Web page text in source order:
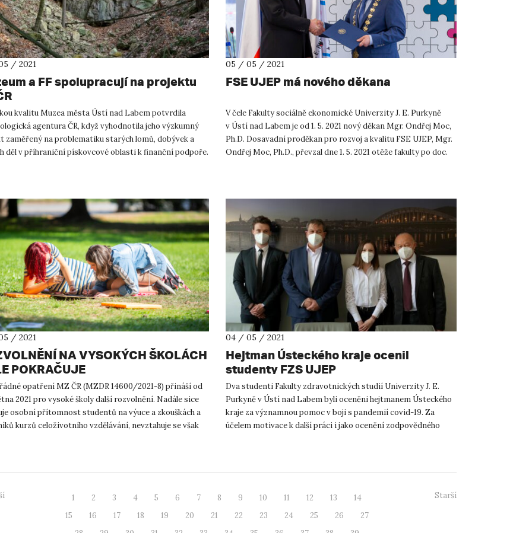
/ 2021
a FF spolupracují na projektu
kvalitu Muzea města Ústí nad Labem potvrdila
agentura ČR, když vyhodnotila jeho výzkumný
zaměřený na problematiku starých lomů, dobývek a
děl v příhraniční pískovcové oblasti k finanční podpoře.
05 / 05 / 2021
FSE UJEP má nového děkana
V čele Fakulty sociálně ekonomické Univerzity J. E. Purkyně
v Ústí nad Labem je od 1. 5. 2021 nový děkan Mgr. Ondřej Moc,
Ph.D. Dosavadní proděkan pro rozvoj a kvalitu FSE UJEP, Mgr.
Ondřej Moc, Ph.D., převzal dne 1. 5. 2021 otěže fakulty po doc.
/ 2021
NA VYSOKÝCH ŠKOLÁCH
POKRAČUJE
opatření MZ ČR (MZDR 14600/2021-8) přináší od
2021 pro vysoké školy další rozvolnění. Nadále sice
osobní přítomnost studentů na výuce a zkouškách a
kurzů celoživotního vzdělávání, nevztahuje se však
04 / 05 / 2021
Hejtman Ústeckého kraje ocenil
studenty FZS UJEP
Dva studenti Fakulty zdravotnických studií Univerzity J. E.
Purkyně v Ústí nad Labem byli oceněni hejtmanem Ústeckého
kraje za významnou pomoc v boji s pandemií covid-19. Za
účelem motivace k další práci i jako ocenění zodpovědného
1 2 3 4 5 6 7 8 9 10 11 12 13
14
15
16 17 18 19 20 21 22 23 24 25 26
27
Starší